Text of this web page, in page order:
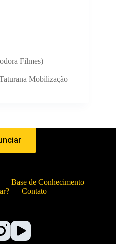
Filmes)
Mobilização
Base de Conhecimento
Contato